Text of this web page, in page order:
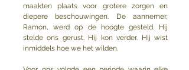
maakten plaats voor grotere zorgen en
diepere beschouwingen. De aannemer,
Ramon, werd op de hoogte gesteld. Hij
stelde ons gerust. Hij kon verder. Hij wist
inmiddels hoe we het wilden.